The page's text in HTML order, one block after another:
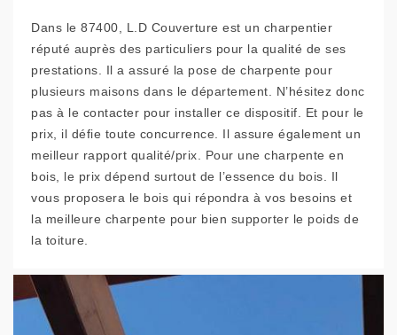
Dans le 87400, L.D Couverture est un charpentier
réputé auprès des particuliers pour la qualité de ses
prestations. Il a assuré la pose de charpente pour
plusieurs maisons dans le département. N’hésitez donc
pas à le contacter pour installer ce dispositif. Et pour le
prix, il défie toute concurrence. Il assure également un
meilleur rapport qualité/prix. Pour une charpente en
bois, le prix dépend surtout de l’essence du bois. Il
vous proposera le bois qui répondra à vos besoins et
la meilleure charpente pour bien supporter le poids de
la toiture.